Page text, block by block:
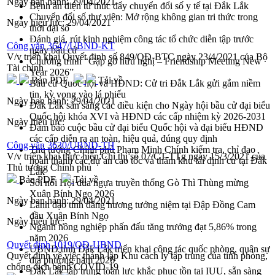
Bệnh án điện tử thúc đẩy chuyển đổi số y tế tại Đắk Lắk
Chuyển đổi số thư viện: Mở rộng không gian tri thức trong
thời đại số
Đánh giá, rút kinh nghiệm công tác tổ chức diễn tập trước
ngày bầu cử
Chương trình “Gặp gỡ hữu nghị – Friendship Meeting New
Year 2026”
Bầu cử Quốc hội và HĐND: Cử tri Đắk Lắk gửi gắm niềm
tin, kỳ vọng vào lá phiếu
Đắk Lắk sẵn sàng các điều kiện cho Ngày hội bầu cử đại biểu
Quốc hội khóa XVI và HĐND các cấp nhiệm kỳ 2026-2031
Đảm bảo cuộc bầu cử đại biểu Quốc hội và đại biểu HĐND
các cấp diễn ra an toàn, hiệu quả, đúng quy định
Thủ tướng Chính phủ Phạm Minh Chính kiểm tra, chỉ đạo
hoàn thành các dự án cao tốc và thăm khu tái định cư tại Đắk
Lắk
Sôi nổi Hội đua ngựa truyền thống Gò Thì Thùng mừng
Xuân Bính Ngọ 2026
Lãnh đạo tỉnh dâng hương tưởng niệm tại Đập Đồng Cam
đầu Xuân Bính Ngọ
Ngành nông nghiệp phấn đấu tăng trưởng đạt 5,86% trong
năm 2026
UBND tỉnh Đắk Lắk triển khai công tác quốc phòng, quân sự
địa phương năm 2026
Đắk Lắk tập trung toàn lực khắc phục tồn tại IUU, sẵn sàng
Ngày hiệu lực:29/04/2021
Công văn 3647/UBND-KT
V/v triển khai Quyết định số 849/QĐ-BTC ngày 23/4/2021 của Bộ
Tài chính
Bản PDF
Tải về
Ngày ban hành:29/04/2021
Ngày hiệu lực:
Công văn 3630/UBND-TH
V/v triển khai thực hiện Chỉ thị số 07/CT-TTg ngày 15/3/2021 của
Thủ tướng Chính phủ
Bản PDF
Tải về
Ngày ban hành:29/04/2021
Ngày hiệu lực:
Quyết định 1019/QĐ-UBND
Quyết định về việc thành lập Khu cách ly tập trung của tỉnh phòng,
chống dịch bệnh COVID-19